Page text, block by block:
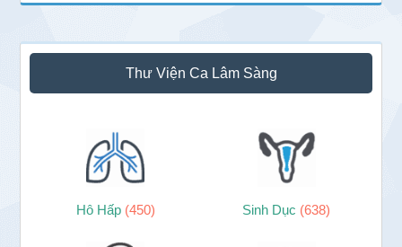
Thư Viện Ca Lâm Sàng
Hô Hấp (450) Sinh Dục (638)